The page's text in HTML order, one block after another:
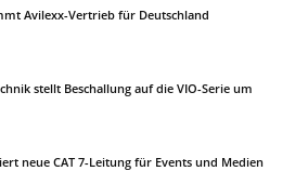
Avilexx-Vertrieb für Deutschland
stellt Beschallung auf die VIO-Serie um
neue CAT 7-Leitung für Events und Medien